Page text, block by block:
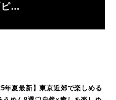
ピ…
年夏最新】東京近郊で楽しめる